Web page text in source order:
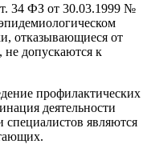
34 ФЗ от 30.03.1999 №
отказывающиеся от
допускаются к
профилактических
деятельности
специалистов являются